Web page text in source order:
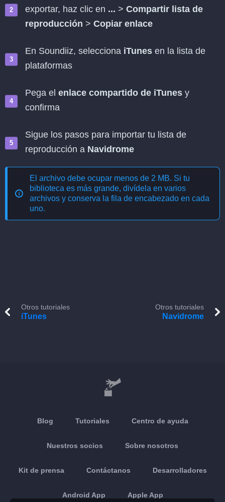
exportar, haz clic en ... > Compartir lista de
reproducción > Copiar enlace
En Soundiiz, selecciona iTunes en la lista de
plataformas
Pega el enlace compartido de iTunes y
confirma
Sigue los pasos para importar tu lista de
reproducción a Navidrome
El archivo debe ocupar menos de 2 MB. Si tu
biblioteca es más grande, divídela en varios
archivos y conserva la fila de encabezado en cada
uno.
Otros tutoriales
iTunes
Otros tutoriales
Navidrome
Blog Tutoriales Centro de ayuda
Nuestros socios Sobre nosotros
Kit de prensa Contáctanos Desarrolladores
Android App Apple App